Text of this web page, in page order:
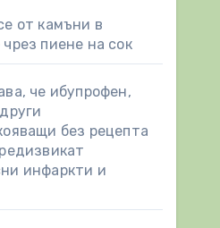
от камъни в
пиене на сок
че ибупрофен,
без рецепта
инфаркти и